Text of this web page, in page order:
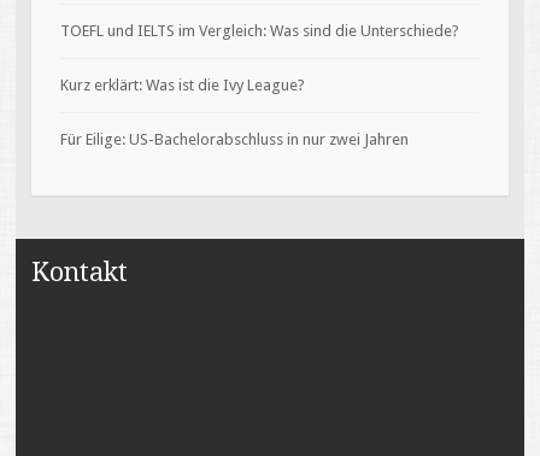
TOEFL und IELTS im Vergleich: Was sind die Unterschiede?
Kurz erklärt: Was ist die Ivy League?
Für Eilige: US-Bachelorabschluss in nur zwei Jahren
Kontakt